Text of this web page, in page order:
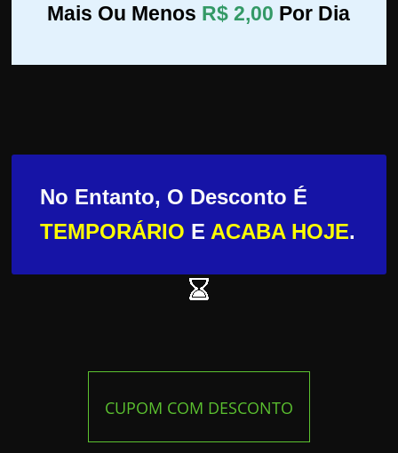
Mais Ou Menos R$ 2,00 Por Dia
No Entanto, O Desconto É
TEMPORÁRIO E ACABA HOJE.
CUPOM COM DESCONTO